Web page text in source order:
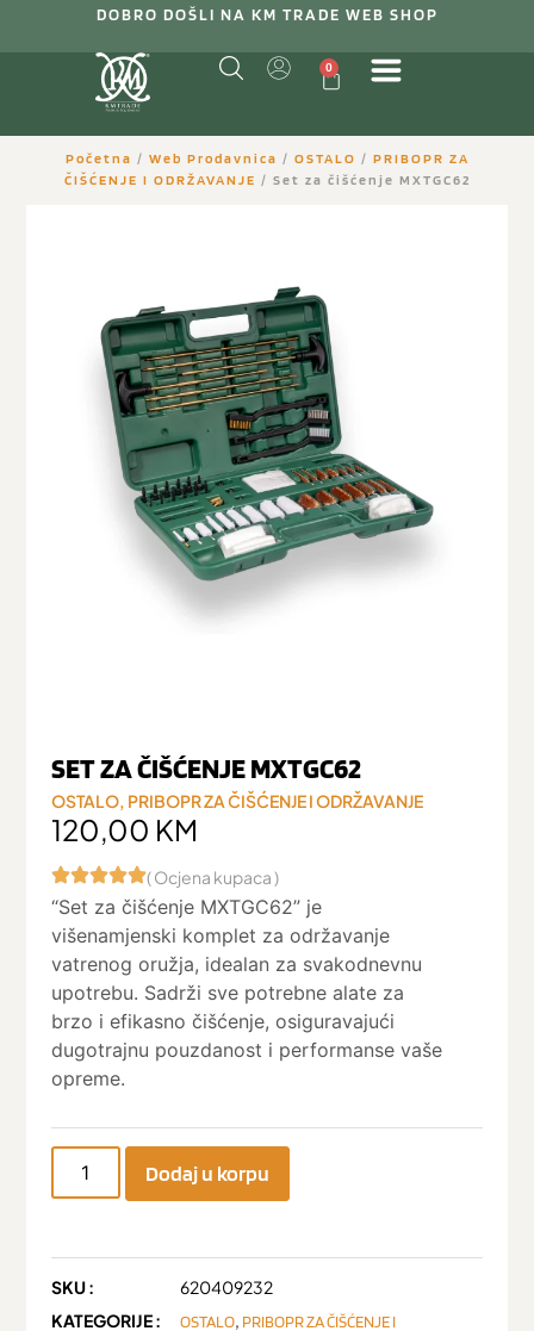
DOBRO DOŠLI NA KM TRADE WEB SHOP
0
Početna / Web Prodavnica / OSTALO / PRIBOPR ZA
ČIŠĆENJE I ODRŽAVANJE / Set za čišćenje MXTGC62
SET ZA ČIŠĆENJE MXTGC62
OSTALO, PRIBOPR ZA ČIŠĆENJE I ODRŽAVANJE
120,00 KM
( Ocjena kupaca )
“Set za čišćenje MXTGC62” je
višenamjenski komplet za održavanje
vatrenog oružja, idealan za svakodnevnu
upotrebu. Sadrži sve potrebne alate za
brzo i efikasno čišćenje, osiguravajući
dugotrajnu pouzdanost i performanse vaše
opreme.
Dodaj u korpu
SKU :
620409232
KATEGORIJE :
OSTALO, PRIBOPR ZA ČIŠĆENJE I